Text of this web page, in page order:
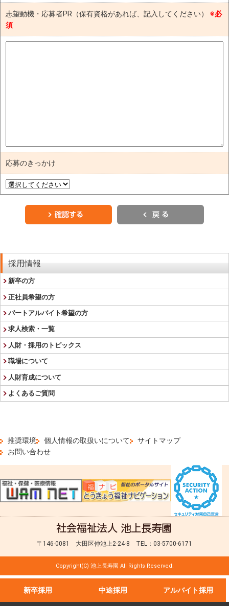
志望動機・応募者PR（保有資格があれば、記入してください）
※必
須
応募のきっかけ
採用情報
新卒の方
正社員希望の方
パートアルバイト希望の方
求人検索・一覧
人財・採用のトピックス
職場について
人財育成について
よくあるご質問
推奨環境 個人情報の取扱いについて
サイトマップ
お問い合わせ
〒146-0081 大田区仲池上2-24-8 TEL：03-5700-6171
新卒採用 中途採用 アルバイト採用
Copyright(C) 池上長寿園 All Rights Reserved.